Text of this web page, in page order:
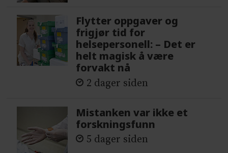
Flytter oppgaver og
frigjør tid for
helsepersonell: – Det er
helt magisk å være
forvakt nå
2 dager siden
Mistanken var ikke et
forskningsfunn
5 dager siden